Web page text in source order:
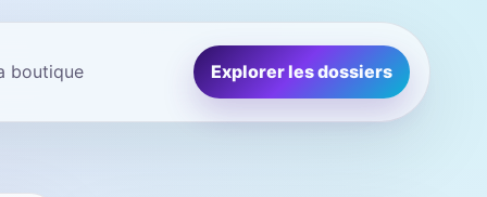
boutique Explorer les dossiers